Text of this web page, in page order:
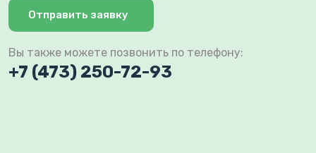
Отправить заявку
Вы также можете позвонить по телефону:
+7 (473) 250-72-93